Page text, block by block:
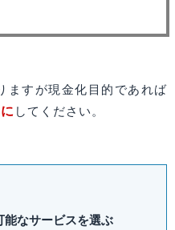
ますが現金化目的であれば
してください。
なサービスを選ぶ